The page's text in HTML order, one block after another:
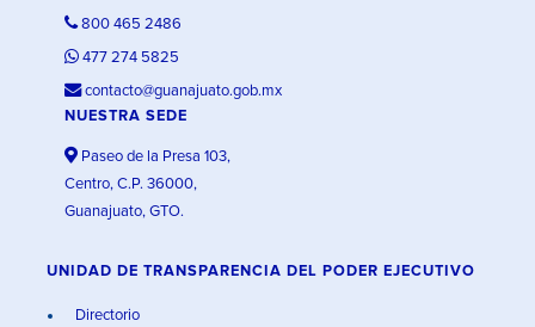
800 465 2486
477 274 5825
contacto@guanajuato.gob.mx
NUESTRA SEDE
Paseo de la Presa 103,
Centro, C.P. 36000,
Guanajuato, GTO.
UNIDAD DE TRANSPARENCIA DEL PODER EJECUTIVO
Directorio